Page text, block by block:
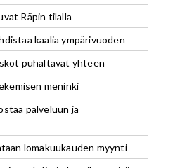
Räpin tilalla
kaalia ympärivuoden
puhaltavat yhteen
meninki
palveluun ja
lomakuukauden myynti